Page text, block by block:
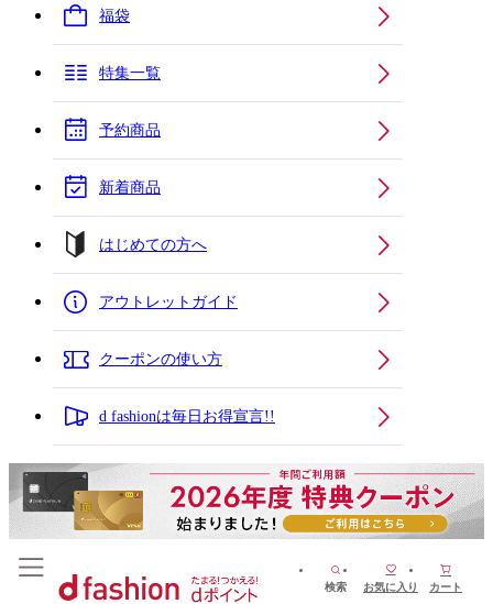
福袋
特集一覧
予約商品
新着商品
はじめての方へ
アウトレットガイド
クーポンの使い方
d fashionは毎日お得宣言!!
検索 お気に入り カート